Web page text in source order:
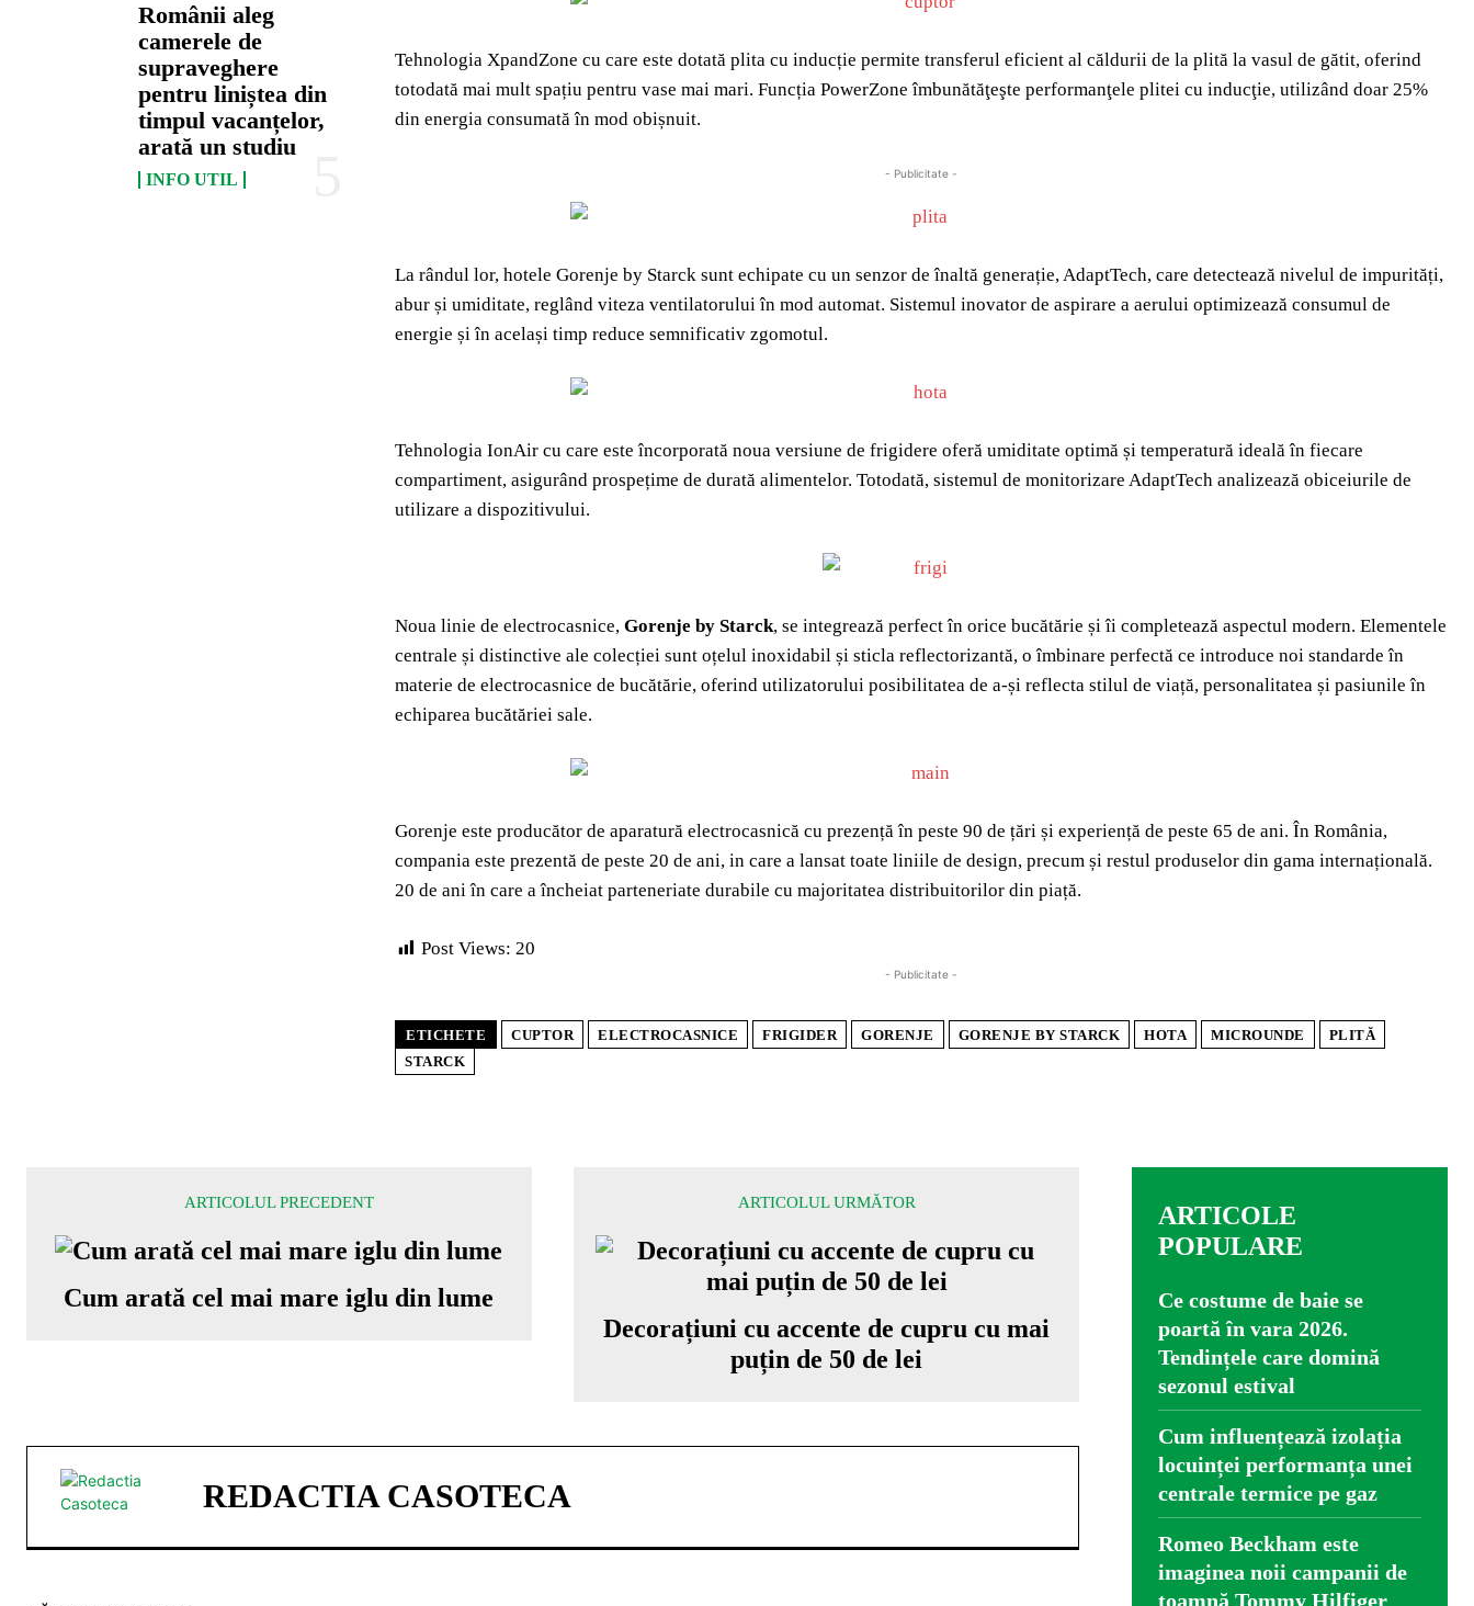
Românii aleg
camerele de
supraveghere
pentru liniștea din
timpul vacanțelor,
arată un studiu
INFO UTIL
Tehnologia XpandZone cu care este dotată plita cu inducție permite transferul eficient al căldurii de la plită la vasul de gătit, oferind
totodată mai mult spațiu pentru vase mai mari. Funcția PowerZone îmbunătăţeşte performanţele plitei cu inducţie, utilizând doar 25%
din energia consumată în mod obișnuit.
- Publicitate -
La rândul lor, hotele Gorenje by Starck sunt echipate cu un senzor de înaltă generație, AdaptTech, care detectează nivelul de impurități,
abur și umiditate, reglând viteza ventilatorului în mod automat. Sistemul inovator de aspirare a aerului optimizează consumul de
energie și în același timp reduce semnificativ zgomotul.
Tehnologia IonAir cu care este încorporată noua versiune de frigidere oferă umiditate optimă și temperatură ideală în fiecare
compartiment, asigurând prospețime de durată alimentelor. Totodată, sistemul de monitorizare AdaptTech analizează obiceiurile de
utilizare a dispozitivului.
Noua linie de electrocasnice, Gorenje by Starck, se integrează perfect în orice bucătărie și îi completează aspectul modern. Elementele
centrale și distinctive ale colecției sunt oțelul inoxidabil și sticla reflectorizantă, o îmbinare perfectă ce introduce noi standarde în
materie de electrocasnice de bucătărie, oferind utilizatorului posibilitatea de a-și reflecta stilul de viață, personalitatea și pasiunile în
echiparea bucătăriei sale.
Gorenje este producător de aparatură electrocasnică cu prezență în peste 90 de țări și experiență de peste 65 de ani. În România,
compania este prezentă de peste 20 de ani, in care a lansat toate liniile de design, precum și restul produselor din gama internațională.
20 de ani în care a încheiat parteneriate durabile cu majoritatea distribuitorilor din piață.
Post Views: 20
- Publicitate -
ETICHETE CUPTOR ELECTROCASNICE FRIGIDER GORENJE GORENJE BY STARCK HOTA MICROUNDE
PLITĂ
STARCK
ARTICOLUL PRECEDENT
Cum arată cel mai mare iglu din lume
ARTICOLUL URMĂTOR
Decorațiuni cu accente de cupru cu mai
puțin de 50 de lei
REDACTIA CASOTECA
ARTICOLE
POPULARE
Ce costume de baie se
poartă în vara 2026.
Tendințele care domină
sezonul estival
Cum influențează izolația
locuinței performanța unei
centrale termice pe gaz
Romeo Beckham este
imaginea noii campanii de
toamnă Tommy Hilfiger